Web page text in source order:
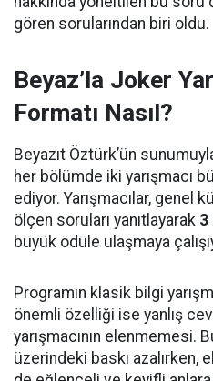
gören sorularından biri oldu.
Beyaz’la Joker
Formatı Nasıl?
Beyazıt Öztürk’ün
her bölümde iki yarışmacı
ediyor. Yarışmacılar, genel
ölçen soruları yanıtlayarak 3
büyük ödüle ulaşmaya
Programın klasik bilgi
önemli özelliği ise yanlış
yarışmacının elenmemesi.
üzerindeki baskı azalırken,